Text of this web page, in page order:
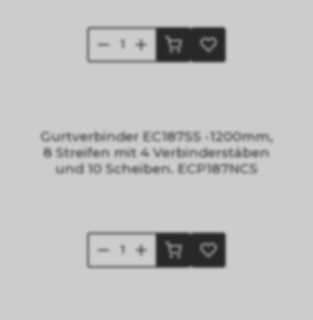
Gurtverbinder EC187SS -1200mm,
8 Streifen mit 4 Verbinderstäben
und 10 Scheiben. ECP187NCS